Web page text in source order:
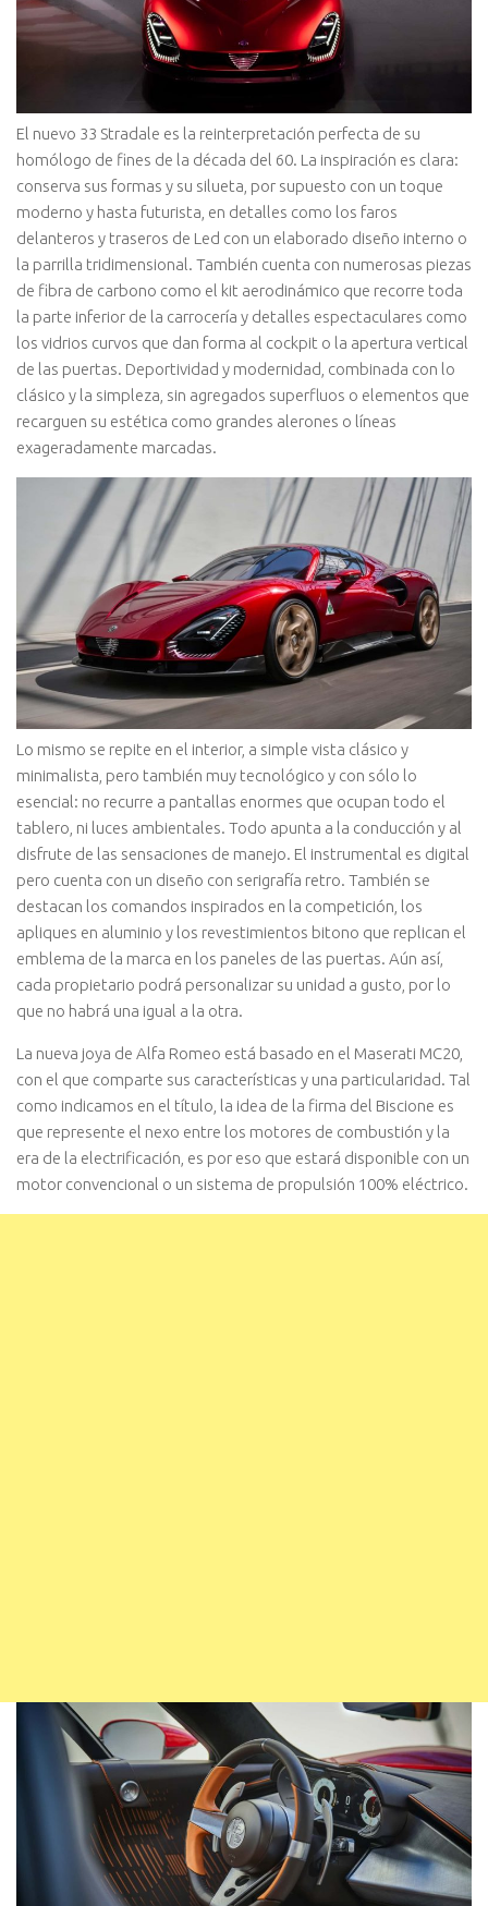
El nuevo 33 Stradale es la reinterpretación perfecta de su
homólogo de fines de la década del 60. La inspiración es clara:
conserva sus formas y su silueta, por supuesto con un toque
moderno y hasta futurista, en detalles como los faros
delanteros y traseros de Led con un elaborado diseño interno o
la parrilla tridimensional. También cuenta con numerosas piezas
de fibra de carbono como el kit aerodinámico que recorre toda
la parte inferior de la carrocería y detalles espectaculares como
los vidrios curvos que dan forma al cockpit o la apertura vertical
de las puertas. Deportividad y modernidad, combinada con lo
clásico y la simpleza, sin agregados superfluos o elementos que
recarguen su estética como grandes alerones o líneas
exageradamente marcadas.
Lo mismo se repite en el interior, a simple vista clásico y
minimalista, pero también muy tecnológico y con sólo lo
esencial: no recurre a pantallas enormes que ocupan todo el
tablero, ni luces ambientales. Todo apunta a la conducción y al
disfrute de las sensaciones de manejo. El instrumental es digital
pero cuenta con un diseño con serigrafía retro. También se
destacan los comandos inspirados en la competición, los
apliques en aluminio y los revestimientos bitono que replican el
emblema de la marca en los paneles de las puertas. Aún así,
cada propietario podrá personalizar su unidad a gusto, por lo
que no habrá una igual a la otra.
La nueva joya de Alfa Romeo está basado en el Maserati MC20,
con el que comparte sus características y una particularidad. Tal
como indicamos en el título, la idea de la firma del Biscione es
que represente el nexo entre los motores de combustión y la
era de la electrificación, es por eso que estará disponible con un
motor convencional o un sistema de propulsión 100% eléctrico.